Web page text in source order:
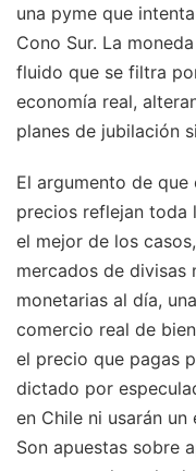
una pyme que
Cono Sur. La
fluido que se filtra
economía real,
planes de jubilación
El argumento de
precios reflejan toda
el mejor de los
mercados de divisas
monetarias al día,
comercio real de
el precio que pagas
dictado por
en Chile ni usarán
Son apuestas sobre